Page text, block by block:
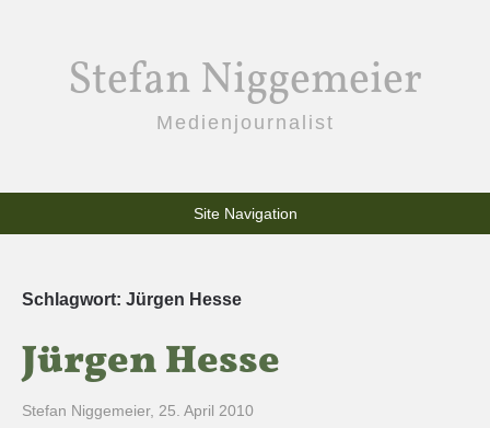
Stefan Niggemeier
Medienjournalist
Site Navigation
Schlagwort: Jürgen Hesse
Jürgen Hesse
Stefan Niggemeier, 25. April 2010